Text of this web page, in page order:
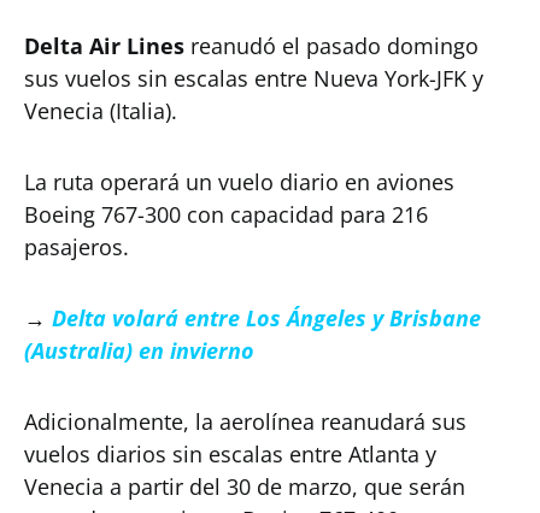
Delta Air Lines reanudó el pasado domingo
sus vuelos sin escalas entre Nueva York-JFK y
Venecia (Italia).
La ruta operará un vuelo diario en aviones
Boeing 767-300 con capacidad para 216
pasajeros.
→ Delta volará entre Los Ángeles y Brisbane
(Australia) en invierno
Adicionalmente, la aerolínea reanudará sus
vuelos diarios sin escalas entre Atlanta y
Venecia a partir del 30 de marzo, que serán